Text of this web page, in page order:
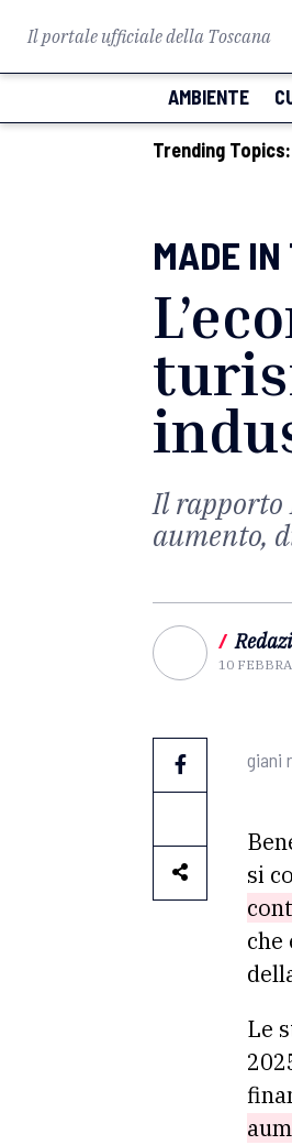
Il portale ufficiale della Toscana
AMBIENTE
Trending Topics:
MADE IN
Il rapporto
aumento,
/
10
giani
si
che
Le